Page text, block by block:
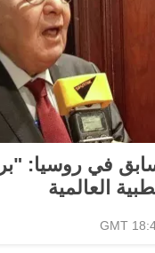
في روسيا:
العالمية